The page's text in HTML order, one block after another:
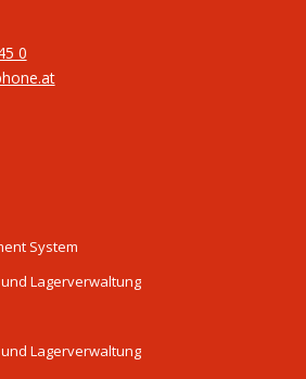
0
System
Lagerverwaltung
Lagerverwaltung